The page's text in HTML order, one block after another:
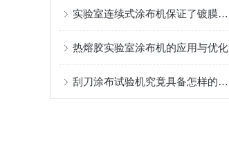
实验室连续式涂布机保证了镀膜的效果、均匀性和稳定性
热熔胶实验室涂布机的应用与优化
刮刀涂布试验机究竟具备怎样的结构特点？